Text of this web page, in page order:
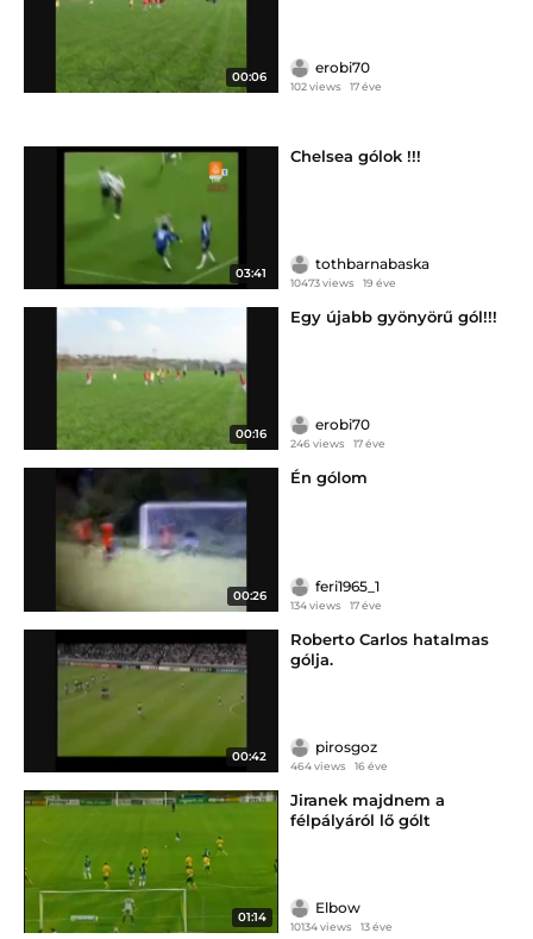
00:06
erobi70
102 views 17 éve
03:41
Chelsea gólok !!!
tothbarnabaska
10473 views 19 éve
00:16
Egy újabb gyönyörű gól!!!
erobi70
246 views 17 éve
00:26
Én gólom
feri1965_1
134 views 17 éve
00:42
Roberto Carlos hatalmas
gólja.
pirosgoz
464 views 16 éve
01:14
Jiranek majdnem a
félpályáról lő gólt
Elbow
10134 views 13 éve